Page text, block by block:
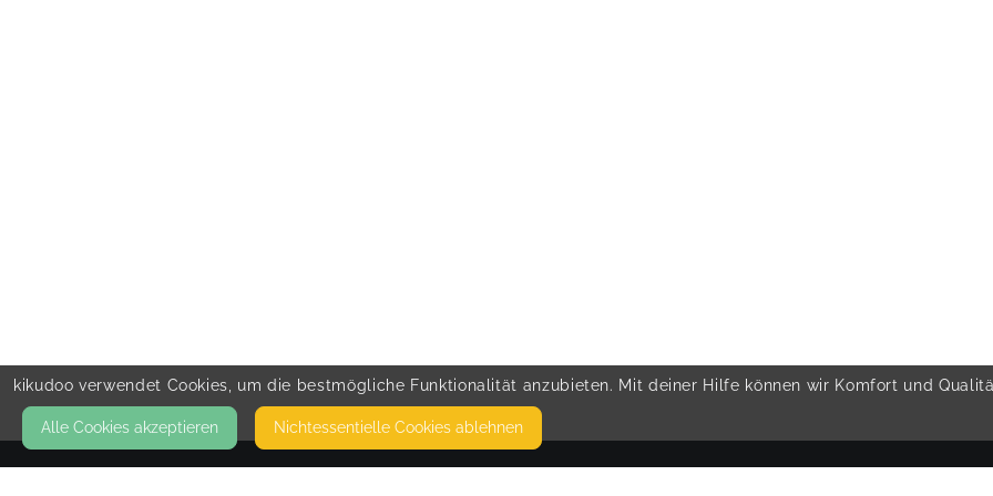
kikudoo verwendet Cookies, um die bestmögliche Funktionalität anzubieten. Mit deiner Hilfe können wir Komfort und
Alle Cookies akzeptieren Nicht­essentielle Cookies ablehnen